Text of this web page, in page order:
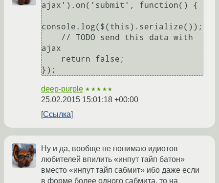
ajax').on('submit', function() {
console.log($(this).serialize());
ajax
});
deep-purple ★★★★★
25.02.2015 15:01:18 +00:00
Ссылка
Ну и да, вообще не понимаю идиотов
любителей впилить «инпут тайп батон»
вместо «инпут тайп сабмит» ибо даже если
в форме более одного сабмита, то на